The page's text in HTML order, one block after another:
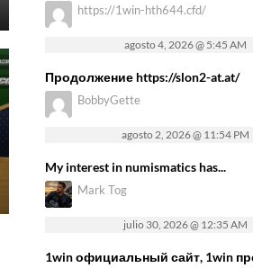
https://1win-hth644.cfd/
agosto 4, 2026 @ 5:45 AM
Продолжение https://slon2-at.at/
BobbyGette
agosto 2, 2026 @ 11:54 PM
My interest in numismatics has...
Mark Tog
julio 30, 2026 @ 12:35 AM
1win официальный сайт, 1win